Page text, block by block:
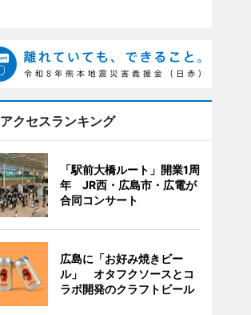
アクセスランキング
「駅前大橋ルート」開業1周
年 JR西・広島市・広電が
合同コンサート
広島に「お好み焼きビー
ル」 オタフクソースとコ
ラボ開発のクラフトビール